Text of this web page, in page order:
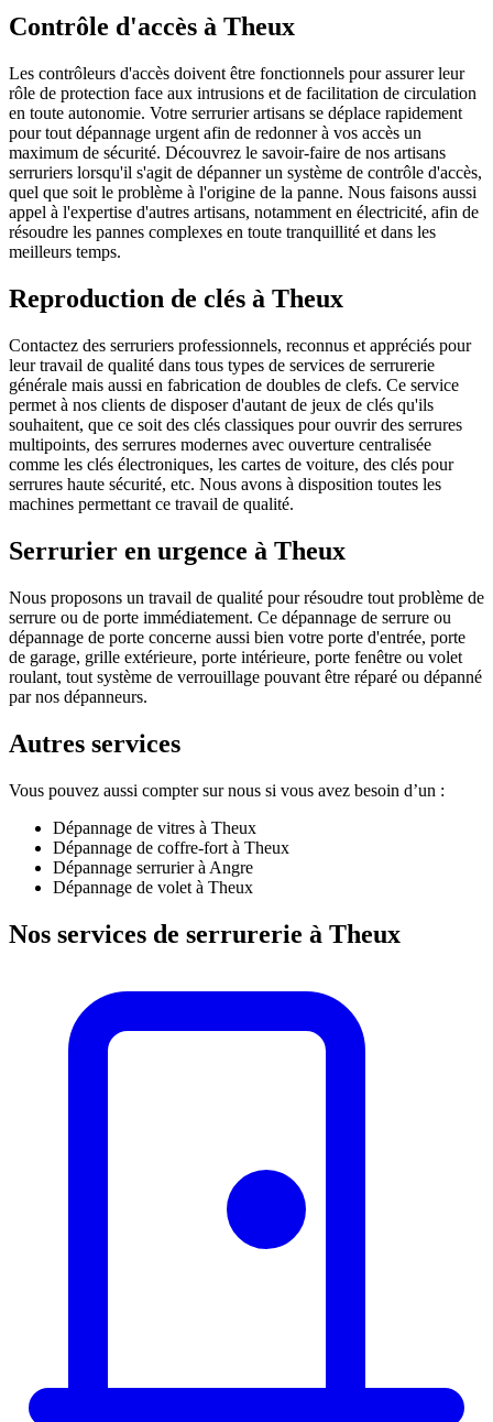
Contrôle d'accès à Theux
Les contrôleurs d'accès doivent être fonctionnels pour assurer leur
rôle de protection face aux intrusions et de facilitation de circulation
en toute autonomie. Votre serrurier artisans se déplace rapidement
pour tout dépannage urgent afin de redonner à vos accès un
maximum de sécurité. Découvrez le savoir-faire de nos artisans
serruriers lorsqu'il s'agit de dépanner un système de contrôle d'accès,
quel que soit le problème à l'origine de la panne. Nous faisons aussi
appel à l'expertise d'autres artisans, notamment en électricité, afin de
résoudre les pannes complexes en toute tranquillité et dans les
meilleurs temps.
Reproduction de clés à Theux
Contactez des serruriers professionnels, reconnus et appréciés pour
leur travail de qualité dans tous types de services de serrurerie
générale mais aussi en fabrication de doubles de clefs. Ce service
permet à nos clients de disposer d'autant de jeux de clés qu'ils
souhaitent, que ce soit des clés classiques pour ouvrir des serrures
multipoints, des serrures modernes avec ouverture centralisée
comme les clés électroniques, les cartes de voiture, des clés pour
serrures haute sécurité, etc. Nous avons à disposition toutes les
machines permettant ce travail de qualité.
Serrurier en urgence à Theux
Nous proposons un travail de qualité pour résoudre tout problème de
serrure ou de porte immédiatement. Ce dépannage de serrure ou
dépannage de porte concerne aussi bien votre porte d'entrée, porte
de garage, grille extérieure, porte intérieure, porte fenêtre ou volet
roulant, tout système de verrouillage pouvant être réparé ou dépanné
par nos dépanneurs.
Autres services
Vous pouvez aussi compter sur nous si vous avez besoin d’un :
Dépannage de vitres à Theux
Dépannage de coffre-fort à Theux
Dépannage serrurier à Angre
Dépannage de volet à Theux
Nos services de serrurerie à Theux